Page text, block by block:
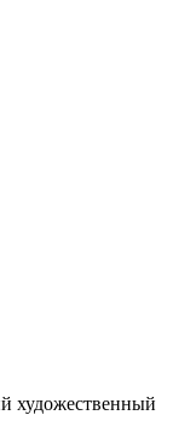
художественный